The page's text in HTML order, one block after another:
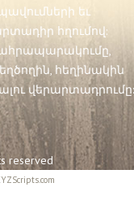
եւ
հղումով:
հեղինակին
վերարտադրումը:
reserved